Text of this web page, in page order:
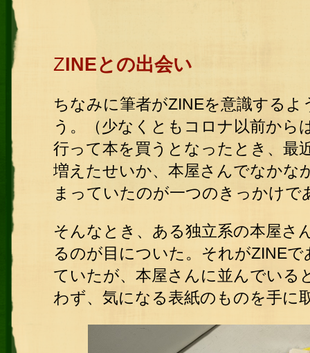
ZINEとの出会い
ちなみに筆者がZINEを意識する
う。（少なくともコロナ以前から
行って本を買うとなったとき、最
増えたせいか、本屋さんでなかな
まっていたのが一つのきっかけで
そんなとき、ある独立系の本屋さ
るのが目についた。それがZINE
ていたが、本屋さんに並んでいる
わず、気になる表紙のものを手に